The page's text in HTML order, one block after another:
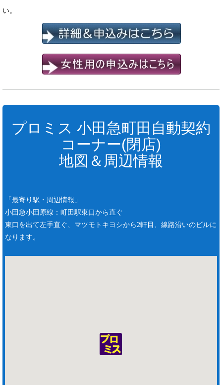
い。
プロミス 小田急町田自動契約
コーナー(閉店)
地図＆周辺情報
「最寄り駅・周辺情報」
小田急小田原線：町田駅東口から直ぐ
東口を出て左手直ぐ、マツモトキヨシから2軒目、線路沿いのビルに
なります。